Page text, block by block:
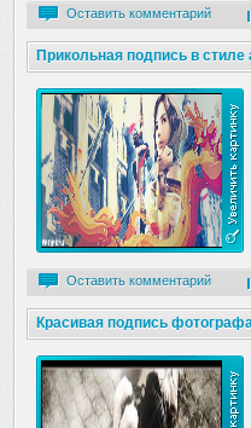
Оставить комментарий
Прикольная подпись в стиле
Оставить комментарий
Красивая подпись